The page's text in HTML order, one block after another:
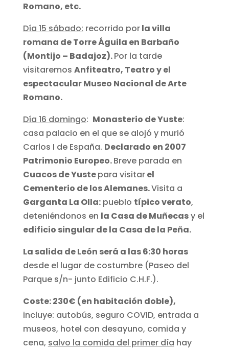
Romano, etc.
Día 15 sábado: recorrido porla villa
romana de Torre Águila en Barbaño
(Montijo – Badajoz).Por la tarde
visitaremos Anfiteatro, Teatro y el
espectacular Museo Nacional de Arte
Romano.
Día 16 domingo: Monasterio de Yuste:
casa palacio en el que se alojó y murió
Carlos I de España. Declarado en 2007
Patrimonio Europeo.Breve parada en
Cuacos de Yustepara visitarel
Cementerio de los Alemanes.Visita a
Garganta La Olla:pueblo típico verato,
deteniéndonos en la Casa de Muñecasy el
edificio singular de la Casa de la Peña.
La salida de León será a las 6:30 horas
desde el lugar de costumbre (Paseo del
Parque s/n- junto Edificio C.H.F.).
Coste: 230€ (en habitación doble),
incluye: autobús, seguro COVID, entrada a
museos, hotel con desayuno, comida y
cena, salvo la comida del primer día hay